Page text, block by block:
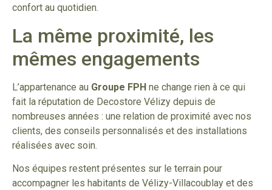
confort au quotidien.
La même proximité, les
mêmes engagements
L’appartenance au Groupe FPH ne change rien à ce qui
fait la réputation de Decostore Vélizy depuis de
nombreuses années : une relation de proximité avec nos
clients, des conseils personnalisés et des installations
réalisées avec soin.
Nos équipes restent présentes sur le terrain pour
accompagner les habitants de Vélizy-Villacoublay et des